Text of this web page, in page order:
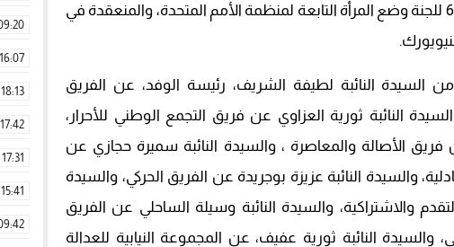
والمناصفة”، في أشغال الدورة 69 للجنة وضع المرأة التابعة لمنظمة الأمم المتحدة، والمنعقدة في
النائبة لطيفة الشريف، رئيسة الوفد، عن الفريق
النائبة ثورية العزاوي عن فريق التجمع الوطني للأحرار،
فريق الأصالة والمعاصرة ، والسيدة النائبة سميرة حجازي عن
والسيدة النائبة عزيزة بوجريدة عن الفريق الحركي، والسيدة
والاشتراكية، والسيدة النائبة وسيلة الساحلي عن الفريق
والسيدة النائبة ثورية عفيف، عن المجموعة النيابية للعدالة
16:07
18:13
17:42
17:31
15:41